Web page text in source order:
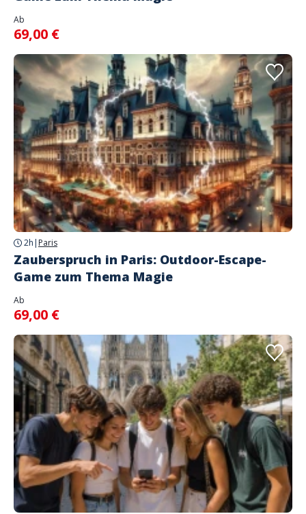
Ab
69,00 €
2h | Paris
Zauberspruch in Paris: Outdoor-Escape-
Game zum Thema Magie
Ab
69,00 €